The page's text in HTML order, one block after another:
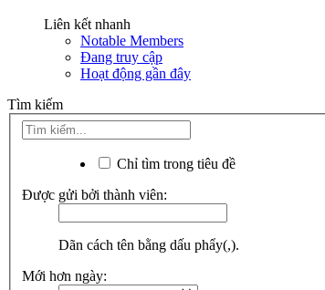
Liên kết nhanh
Notable Members
Đang truy cập
Hoạt động gần đây
Tìm kiếm
Chỉ tìm trong tiêu đề
Được gửi bởi thành viên:
Dãn cách tên bằng dấu phẩy(,).
Mới hơn ngày: